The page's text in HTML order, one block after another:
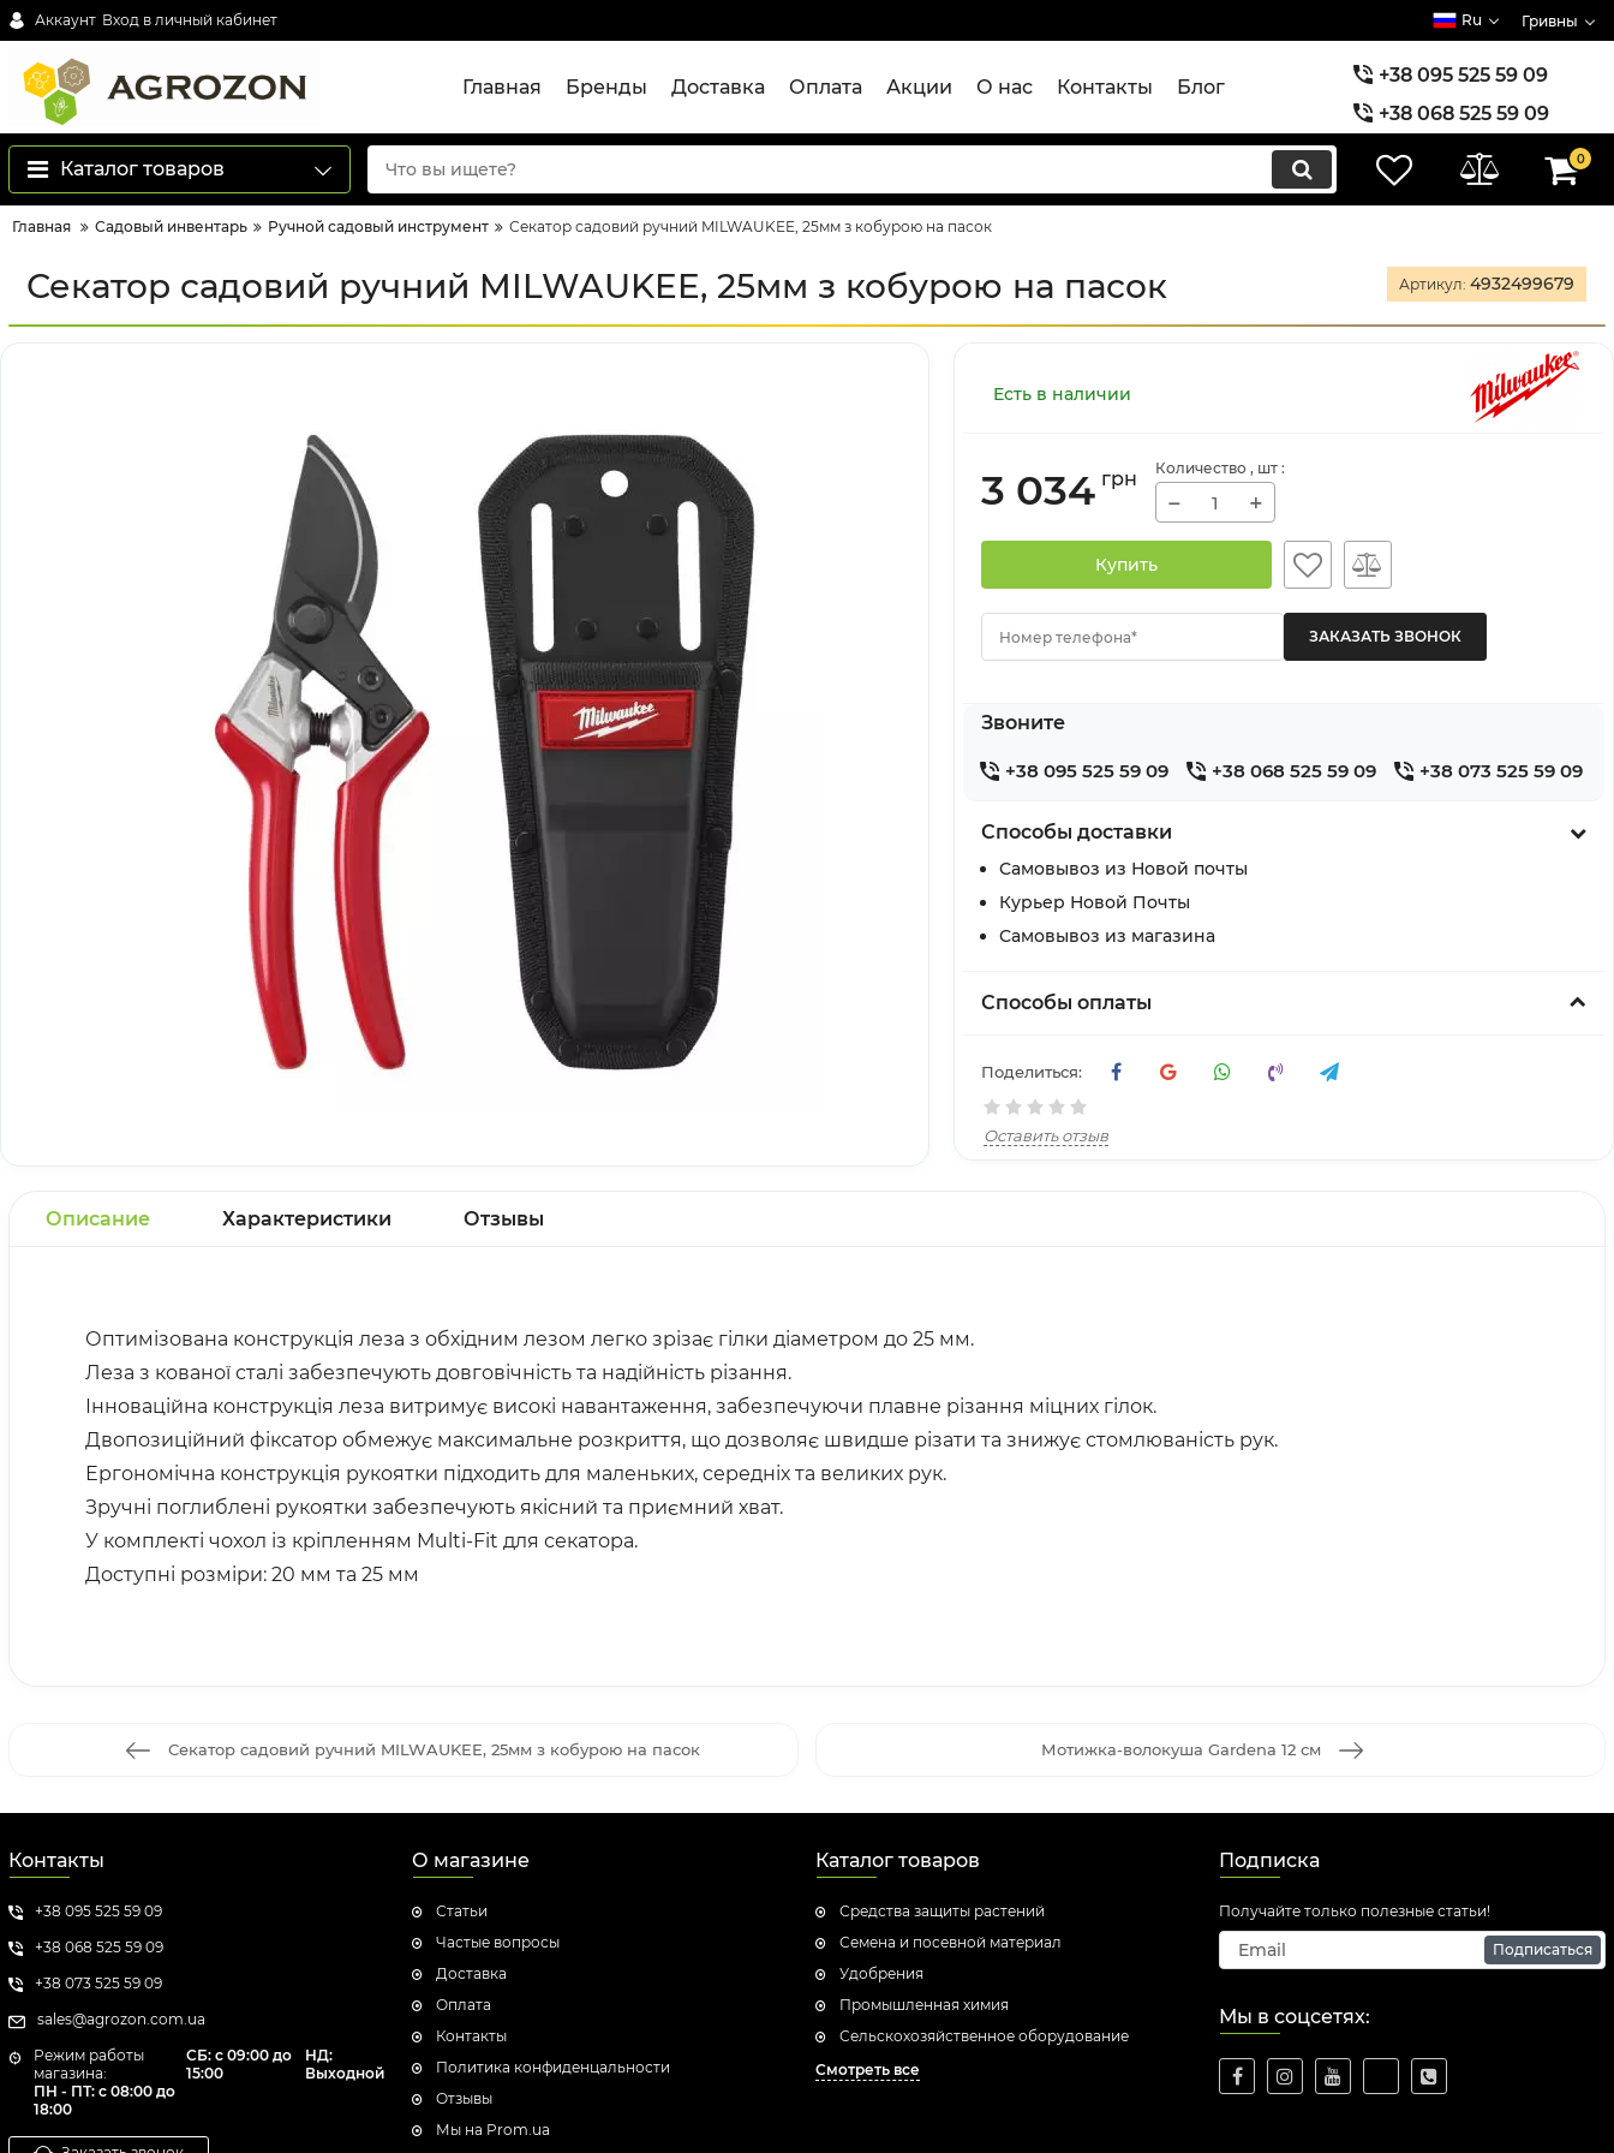
Аккаунт Вход в личный кабинет Ru Гривны
Главная Бренды Доставка Оплата Акции О нас Контакты Блог
+38 095 525 59 09
+38 068 525 59 09
+38 073 525 59 09
Каталог товаров 0
Главная Садовый инвентарь Ручной садовый инструмент Секатор садовий ручний MILWAUKEE, 25мм з кобурою на пасок
Секатор садовий ручний MILWAUKEE, 25мм з кобурою на пасок Артикул: 4932499679
Есть в наличии
3 034 грн Количество , шт :
− +
Купить
Номер телефона*
Звоните
+38 095 525 59 09 +38 068 525 59 09 +38 073 525 59 09
Способы доставки
Самовывоз из Новой почты
Курьер Новой Почты
Самовывоз из магазина
Способы оплаты
Поделиться:
Оставить отзыв
Описание Характеристики Отзывы
Оптимізована конструкція леза з обхідним лезом легко зрізає гілки діаметром до 25 мм.
Леза з кованої сталі забезпечують довговічність та надійність різання.
Інноваційна конструкція леза витримує високі навантаження, забезпечуючи плавне різання міцних гілок.
Двопозиційний фіксатор обмежує максимальне розкриття, що дозволяє швидше різати та знижує стомлюваність рук.
Ергономічна конструкція рукоятки підходить для маленьких, середніх та великих рук.
Зручні поглиблені рукоятки забезпечують якісний та приємний хват.
У комплекті чохол із кріпленням Multi-Fit для секатора.
Доступні розміри: 20 мм та 25 мм
Секатор садовий ручний MILWAUKEE, 25мм з кобурою на пасок Мотижка-волокуша Gardena 12 см
Контакты
+38 095 525 59 09
+38 068 525 59 09
+38 073 525 59 09
sales@agrozon.com.ua
Режим работы
магазина:
ПН - ПТ: с 08:00 до
18:00
СБ: с 09:00 до
15:00
НД:
Выходной
О магазине
Статьи
Частые вопросы
Доставка
Оплата
Контакты
Политика конфиденцальности
Отзывы
Мы на Prom.ua
Каталог товаров
Средства защиты растений
Семена и посевной материал
Удобрения
Промышленная химия
Сельскохозяйственное оборудование
Смотреть все
Подписка
Получайте только полезные статьи!
Подписаться
Мы в соцсетях: